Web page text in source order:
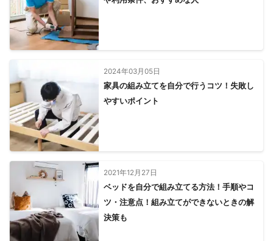
2024年03月05日
家具の組み立てを自分で行うコツ！失敗し
やすいポイント
2021年12月27日
ベッドを自分で組み立てる方法！手順やコ
ツ・注意点！組み立てができないときの解
決策も